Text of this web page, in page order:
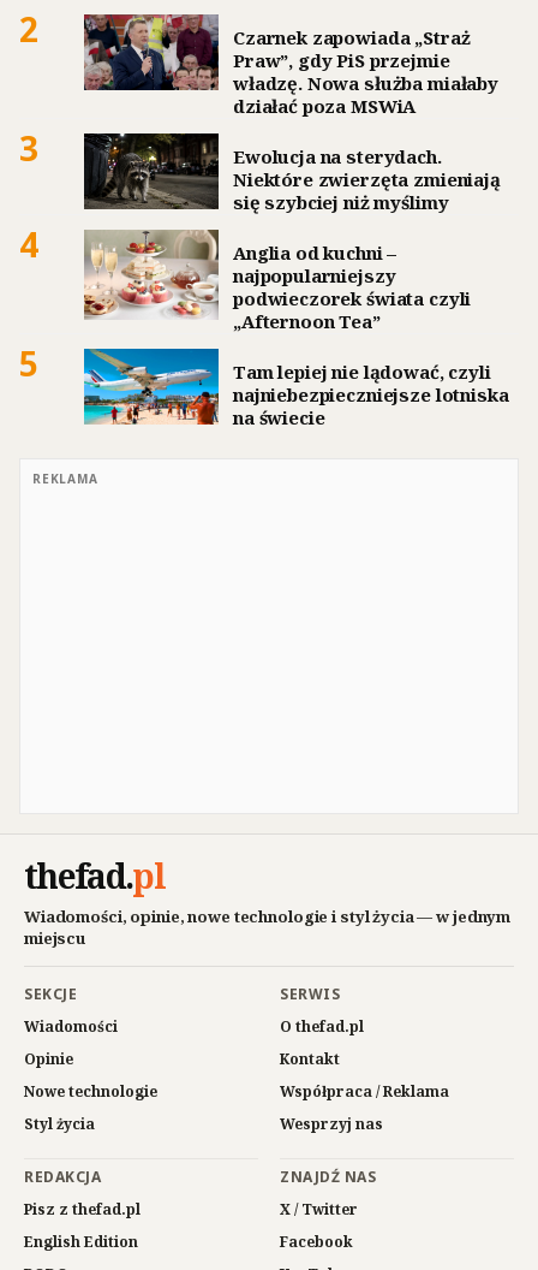
2
Czarnek zapowiada „Straż
Praw”, gdy PiS przejmie
władzę. Nowa służba miałaby
działać poza MSWiA
3
Ewolucja na sterydach.
Niektóre zwierzęta zmieniają
się szybciej niż myślimy
4
Anglia od kuchni –
najpopularniejszy
podwieczorek świata czyli
„Afternoon Tea”
5
Tam lepiej nie lądować, czyli
najniebezpieczniejsze lotniska
na świecie
REKLAMA
thefad.pl
Wiadomości, opinie, nowe technologie i styl życia — w jednym
miejscu
SEKCJE
Wiadomości
Opinie
Nowe technologie
Styl życia
SERWIS
O thefad.pl
Kontakt
Współpraca / Reklama
Wesprzyj nas
REDAKCJA
Pisz z thefad.pl
English Edition
ZNAJDŹ NAS
X / Twitter
Facebook